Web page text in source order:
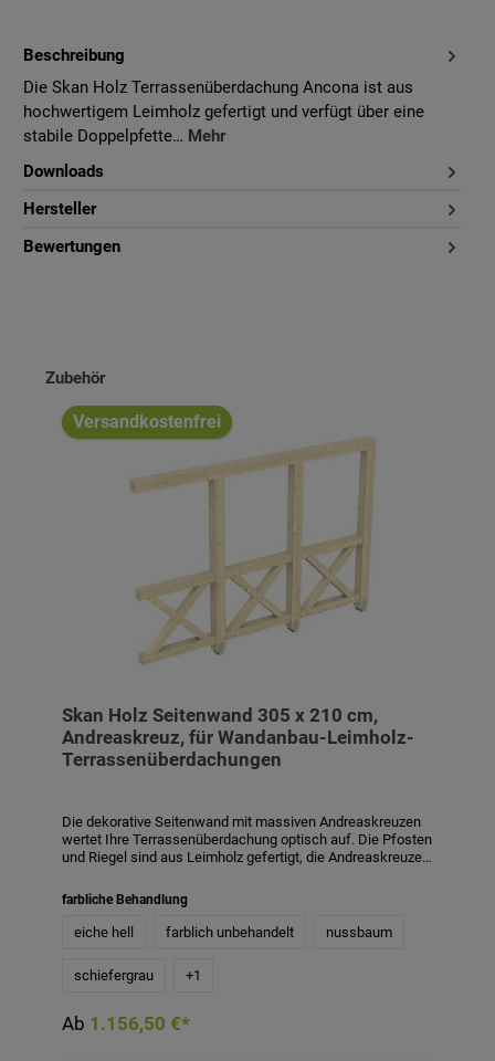
Beschreibung
Die Skan Holz Terrassenüberdachung Ancona ist aus
hochwertigem Leimholz gefertigt und verfügt über eine
stabile Doppelpfette… Mehr
Downloads
Hersteller
Bewertungen
Produktgalerie überspringen
Zubehör
Versandkostenfrei
Skan Holz Seitenwand 305 x 210 cm,
Andreaskreuz, für Wandanbau-Leimholz-
Terrassenüberdachungen
Die dekorative Seitenwand mit massiven Andreaskreuzen
wertet Ihre Terrassenüberdachung optisch auf. Die Pfosten
und Riegel sind aus Leimholz gefertigt, die Andreaskreuze
x 12 cm stark, die Riegel 10 x 10 cm, die Kreuze 8 x 8 cm.
Die Aufschraubstützen für die zusätzlichen Pfosten sind im
Lieferumfang enthalten. Die Höhe der Seitenwand beträgt
339 cm und 350 cm. Die Seitenwand ist auch mit
nussbaum und eiche hell gegen Aufpreis erhältlich. Die
farblich behandelten Teile des Bausatzes sind mit
farbliche Behandlung
eiche hell farblich unbehandelt nussbaum
schiefergrau +1
Ab 1.156,50 €*